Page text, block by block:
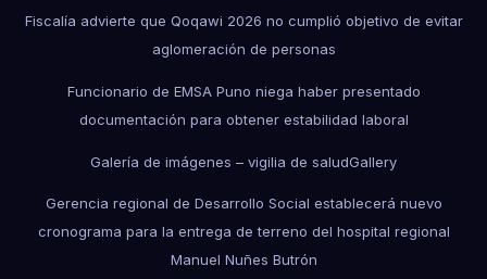
Fiscalía advierte que Qoqawi 2026 no cumplió objetivo de evitar
aglomeración de personas
Funcionario de EMSA Puno niega haber presentado
documentación para obtener estabilidad laboral
Galería de imágenes – vigilia de saludGallery
Gerencia regional de Desarrollo Social establecerá nuevo
cronograma para la entrega de terreno del hospital regional
Manuel Nuñes Butrón